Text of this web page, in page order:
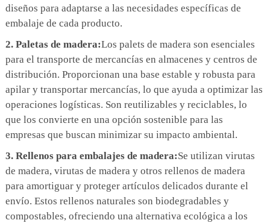
diseños para adaptarse a las necesidades específicas de
embalaje de cada producto.
2. Paletas de madera:Los palets de madera son esenciales
para el transporte de mercancías en almacenes y centros de
distribución. Proporcionan una base estable y robusta para
apilar y transportar mercancías, lo que ayuda a optimizar las
operaciones logísticas. Son reutilizables y reciclables, lo
que los convierte en una opción sostenible para las
empresas que buscan minimizar su impacto ambiental.
3. Rellenos para embalajes de madera:Se utilizan virutas
de madera, virutas de madera y otros rellenos de madera
para amortiguar y proteger artículos delicados durante el
envío. Estos rellenos naturales son biodegradables y
compostables, ofreciendo una alternativa ecológica a los